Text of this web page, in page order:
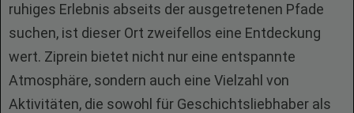
ruhiges Erlebnis abseits der ausgetretenen Pfade
suchen, ist dieser Ort zweifellos eine Entdeckung
wert. Ziprein bietet nicht nur eine entspannte
Atmosphäre, sondern auch eine Vielzahl von
Aktivitäten, die sowohl für Geschichtsliebhaber als